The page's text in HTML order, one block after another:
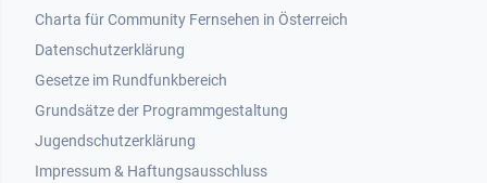
Footer 1
Charta für Community Fernsehen in Österreich
Datenschutzerklärung
Gesetze im Rundfunkbereich
Grundsätze der Programmgestaltung
Jugendschutzerklärung
Impressum & Haftungsausschluss